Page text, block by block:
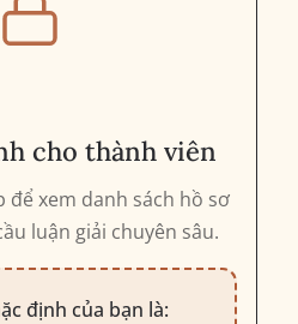
cho thành viên
để xem danh sách hồ sơ
luận giải chuyên sâu.
định của bạn là: